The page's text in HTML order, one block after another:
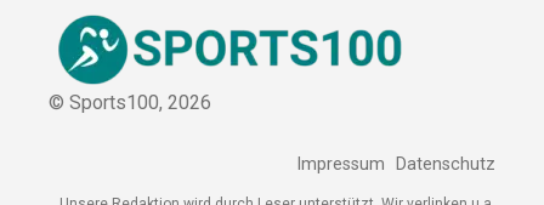
© Sports100, 2026
Impressum Datenschutz
Unsere Redaktion wird durch Leser unterstützt. Wir verlinken